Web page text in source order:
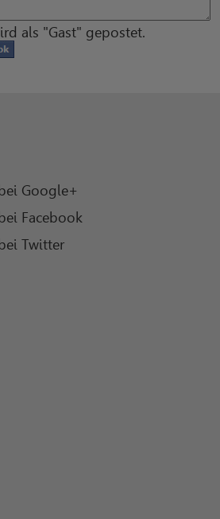
als "Gast" gepostet.
Google+
Facebook
Twitter